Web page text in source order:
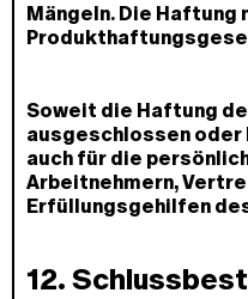
Mängeln. Die Haftung
Soweit die Haftung
ausgeschlossen
auch für die
Arbeitnehmern,
Erfüllungsgehilfen
12.